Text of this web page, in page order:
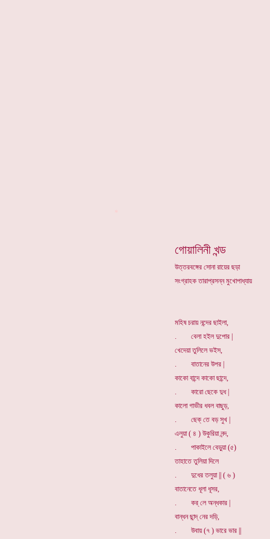
গোয়ালিনী খন্ড
উত্তরবঙ্গের সোনা রায়ের ছড়া
সংগ্রাহক তারাপ্রসন্ন মুখোপাধ্যায়
মহিষ চরায় নন্দের ছাইলা,
. বেলা হইল দুপোর |
খেদেয়া তুলিলে ভইস,
. বাতানের উপর |
কাকো বান্দে কাকো ছান্দে,
. কারো ছেকে দুধ |
কালো গাভীর ধবল বাছুড়,
. ছেক্ তে বড় সুখ |
এলুয়া ( ৪ ) উকুরিয়া নন্দ,
. পাকাইলে বেড়ুয়া (৫)
তাহাতে তুলিয়া দিলে
. দুধের তলুয়া || ( ৬ )
বাতানেতে ধূলা ধূসর,
. কর্ লে অন্ধকার |
বান্ধন ছান্দ্ নের দড়ি,
. উবায় (৭ ) ভারে ভার ||